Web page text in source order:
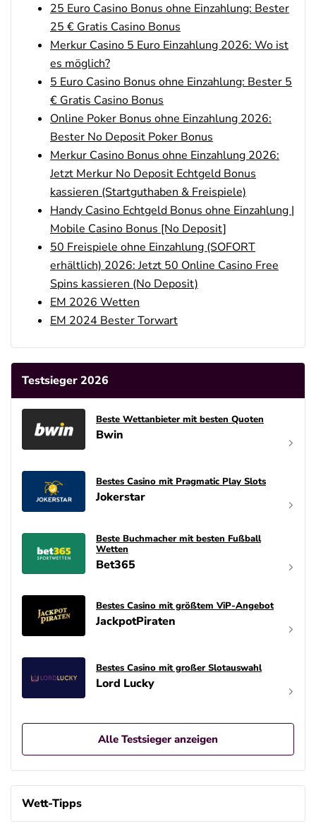
bet-at-home Bonus
500 % QUOTENBOOST + 100€
BONUS
AGB gelten
4.6/5
Zum Sportwetten Bonusvergleich
25 Euro Casino Bonus ohne Einzahlung: Bester
25 € Gratis Casino Bonus
Merkur Casino 5 Euro Einzahlung 2026: Wo ist
es möglich?
5 Euro Casino Bonus ohne Einzahlung: Bester 5
€ Gratis Casino Bonus
Online Poker Bonus ohne Einzahlung 2026:
Bester No Deposit Poker Bonus
Merkur Casino Bonus ohne Einzahlung 2026:
Jetzt Merkur No Deposit Echtgeld Bonus
kassieren (Startguthaben & Freispiele)
Handy Casino Echtgeld Bonus ohne Einzahlung |
Mobile Casino Bonus [No Deposit]
50 Freispiele ohne Einzahlung (SOFORT
erhältlich) 2026: Jetzt 50 Online Casino Free
Spins kassieren (No Deposit)
EM 2026 Wetten
EM 2024 Bester Torwart
Testsieger 2026
Beste Wettanbieter mit besten Quoten
Bwin
Bestes Casino mit Pragmatic Play Slots
Jokerstar
Beste Buchmacher mit besten Fußball
Wetten
Bet365
Bestes Casino mit größtem ViP-Angebot
JackpotPiraten
Bestes Casino mit großer Slotauswahl
Lord Lucky
Alle Testsieger anzeigen
Wett-Tipps